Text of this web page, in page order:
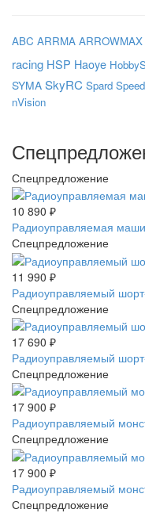
ABC ARRMA ARROWMAX
racing HSP Haoye
SYMA SkyRC Spard
nVision
Спецпредложение
10 890 ₽
Радиоуправляемая
Спецпредложение
11 990 ₽
Радиоуправляемый
Спецпредложение
17 690 ₽
Радиоуправляемый
Спецпредложение
17 900 ₽
Радиоуправляемый
Спецпредложение
17 900 ₽
Радиоуправляемый
Спецпредложение